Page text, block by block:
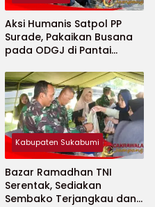
Aksi Humanis Satpol PP
Surade, Pakaikan Busana
pada ODGJ di Pantai
Kabupaten Sukabumi
Bazar Ramadhan TNI
Serentak, Sediakan
Sembako Terjangkau dan